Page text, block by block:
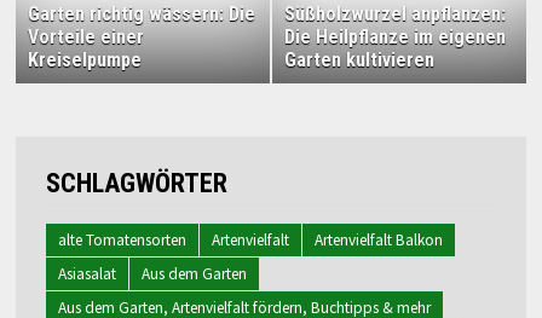
Garten richtig wässern: Die
Vorteile einer
Kreiselpumpe
Süßholzwurzel anpflanzen:
Die Heilpflanze im eigenen
Garten kultivieren
SCHLAGWÖRTER
alte Tomatensorten Artenvielfalt
Artenvielfalt Balkon
Asiasalat
Aus dem Garten
Aus dem Garten, Artenvielfalt fördern, Buchtipps & mehr